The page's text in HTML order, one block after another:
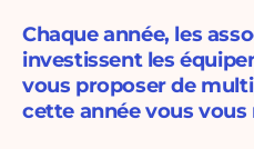
Chaque année, les
investissent les
vous proposer de
cette année vous